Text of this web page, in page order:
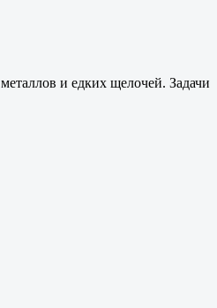
и едких щелочей. Задачи